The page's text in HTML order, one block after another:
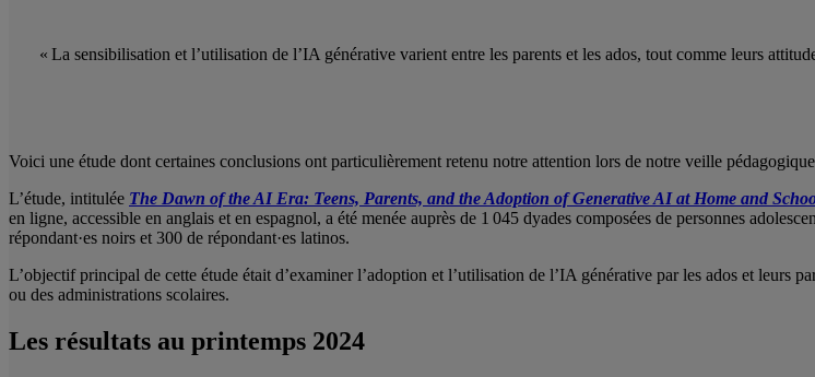
« La sensibilisation et l’utilisation de l’IA générative varient entre les parents et les ados, tout comme leurs
Voici une étude dont certaines conclusions ont particulièrement retenu notre attention lors de notre veille
L’étude, intitulée The Dawn of the AI Era: Teens, Parents, and the Adoption of Generative AI at Home and
en ligne, accessible en anglais et en espagnol, a été menée auprès de 1 045 dyades composées de personnes
répondant·es noirs et 300 de répondant·es latinos.
L’objectif principal de cette étude était d’examiner l’adoption et l’utilisation de l’IA générative par les ados et leurs
ou des administrations scolaires.
Les résultats au printemps 2024